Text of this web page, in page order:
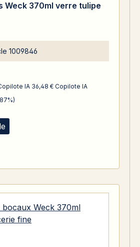
Weck 370ml verre tulipe
1009846
IA 36,48 € Copilote IA